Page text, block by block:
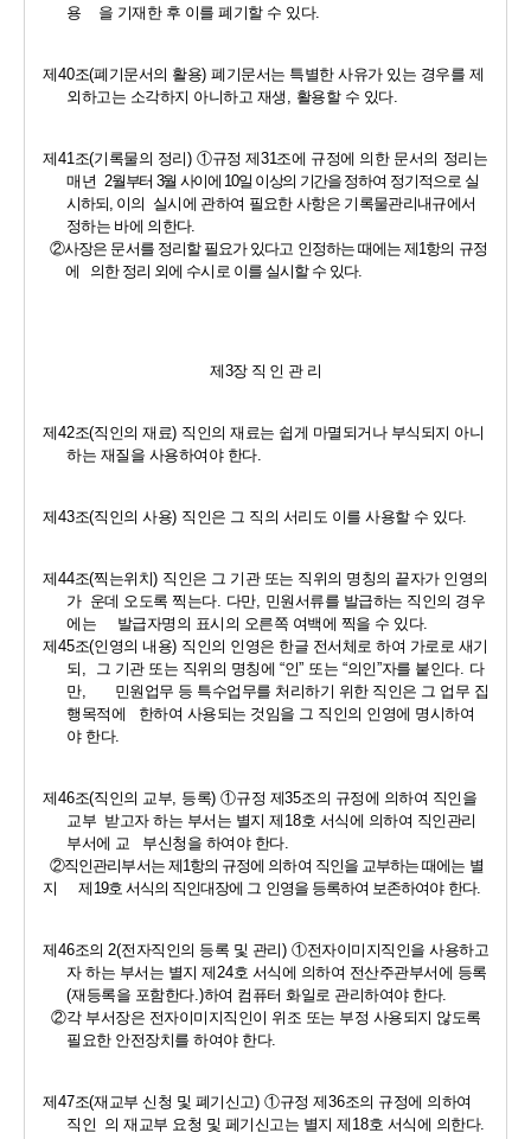
용    을 기재한 후 이를 폐기할 수 있다.
제40조(폐기문서의 활용) 폐기문서는 특별한 사유가 있는 경우를 제
외하고는 소각하지 아니하고 재생, 활용할 수 있다.
제41조(기록물의 정리) ①규정 제31조에 규정에 의한 문서의 정리는
매년 2월부터 3월 사이에 10일 이상의 기간을 정하여 정기적으로 실
시하되, 이의 실시에 관하여 필요한 사항은 기록물관리내규에서
정하는 바에 의한다.
②사장은 문서를 정리할 필요가 있다고 인정하는 때에는 제1항의 규정
에   의한 정리 외에 수시로 이를 실시할 수 있다.
제3장 직 인 관 리
제42조(직인의 재료) 직인의 재료는 쉽게 마멸되거나 부식되지 아니
하는 재질을 사용하여야 한다.
제43조(직인의 사용) 직인은 그 직의 서리도 이를 사용할 수 있다.
제44조(찍는위치) 직인은 그 기관 또는 직위의 명칭의 끝자가 인영의
가  운데 오도록 찍는다. 다만, 민원서류를 발급하는 직인의 경우
에는     발급자명의 표시의 오른쪽 여백에 찍을 수 있다.
제45조(인영의 내용) 직인의 인영은 한글 전서체로 하여 가로로 새기
되 , 그 기관 또는 직위의 명칭에 “인” 또는 “의인”자를 붙인다. 다
만, 민원업무 등 특수업무를 처리하기 위한 직인은 그 업무 집
행목적에   한하여 사용되는 것임을 그 직인의 인영에 명시하여
야 한다.
제46조(직인의 교부, 등록) ①규정 제35조의 규정에 의하여 직인을
교부  받고자 하는 부서는 별지 제 18호 서식에 의하여 직인관리
부서에 교   부신청을 하여야 한다.
②직인관리부서는 제1항의 규정에 의하여 직인을 교부하는 때에는 별
지      제 19호 서식의 직인대장에 그 인영을 등록하여 보존하여야 한다.
제46조의 2(전자직인의 등록 및 관리) ①전자이미지직인을 사용하고
자 하는 부서는 별지 제24호 서식에 의하여 전산주관부서에 등록
(재등록을 포함한다.)하여 컴퓨터 화일로 관리하여야 한다.
②각 부서장은 전자이미지직인이 위조 또는 부정 사용되지 않도록
필요한 안전장치를 하여야 한다.
제47조(재교부 신청 및 폐기신고) ①규정 제36조의 규정에 의하여
직인  의 재교부 요청 및 페기신고는 별지 제 18호 서식에 의한다.